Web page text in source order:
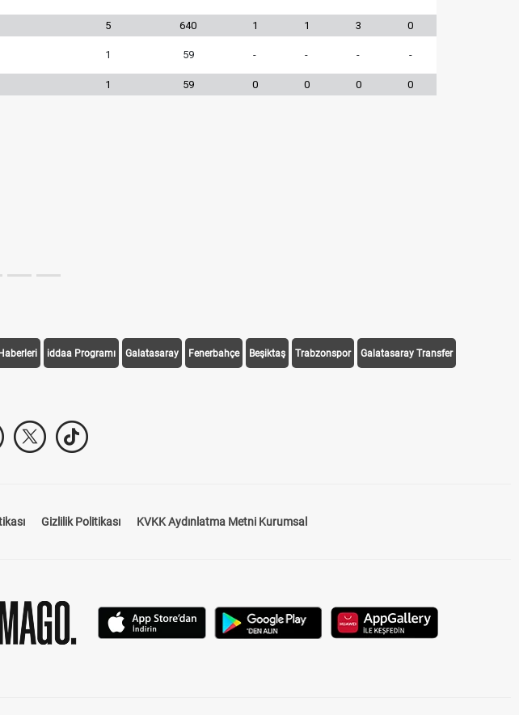
5 640 1 1 3 0
1 59 - - - -
1 59 0 0 0 0
iddaa Programı Galatasaray Fenerbahçe Beşiktaş Trabzonspor Galatasaray Transfer
Gizlilik Politikası KVKK Aydınlatma Metni Kurumsal